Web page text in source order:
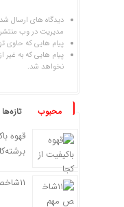
دیدگاه های ارسال
مدیریت در وب
پیام هایی که حاوی
پیام هایی که به غیر
نخواهد شد.
محبوب تازه‌ها
۱۱شاخص مهم برای درمان اعتیاد با کیفیت بالا